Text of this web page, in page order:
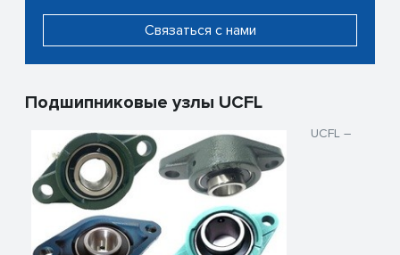
Связаться с нами
Подшипниковые узлы UCFL
UCFL –